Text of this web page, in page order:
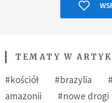
TEMATY W
#kościół #brazylia
amazonii
#nowe drogi